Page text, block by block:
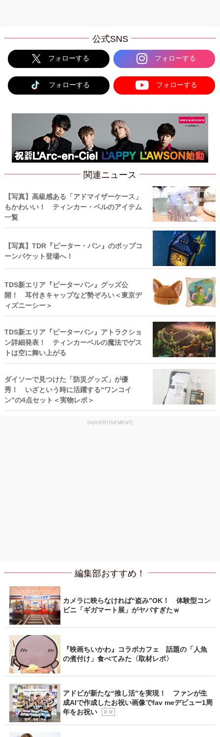
公式SNS
フォローする フォローする
フォローする フォローする
関連ニュース
【写真】高級感ある「アドマイザーケース」
もかわいい！ ティンカー・ベルのアイテム
一覧
【写真】TDR『ピーター・パン』のポップコ
ーンバケット登場へ！
TDS新エリア『ピーターパン』グッズ公
開！ 耳付きキャップなど勢ぞろい＜東京デ
ィズニーシー＞
TDS新エリア『ピーターパン』アトラクショ
ン詳細発表！ ティンカーベルの魔法でゲス
トは空に舞い上がる
ダイソーで見つけた「防災グッズ」が優
秀！ いざという時に活躍する“ワンコイ
ン”の4点セット＜実物レポ＞
[ADVERTISEMENT]
編集部おすすめ！
カメラに映らなければ“盗み”OK！ 体験型コン
ビニ「ギガマート展」がヤバすぎたｗ
『映画ちいかわ』コラボカフェ 話題の「人魚
の煮付け」食べてみた〈取材レポ〉
アドビが新たな“推し活”を実現！ ファンが生
成AIで作成したお祝い画像でfav meデビュー1周
年をお祝い
P R